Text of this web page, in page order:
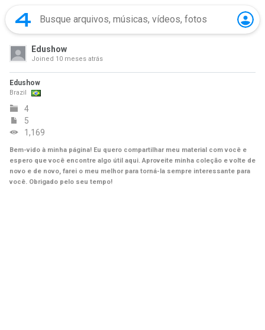
Edushow
Joined 10 meses atrás
Edushow
Brazil
4
5
1,169
Bem-vido à minha página! Eu quero compartilhar meu material com você e
espero que você encontre algo útil aqui. Aproveite minha coleção e volte de
novo e de novo, farei o meu melhor para torná-la sempre interessante para
você. Obrigado pelo seu tempo!